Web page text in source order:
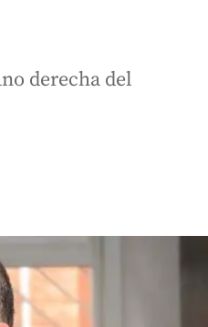
derecha del